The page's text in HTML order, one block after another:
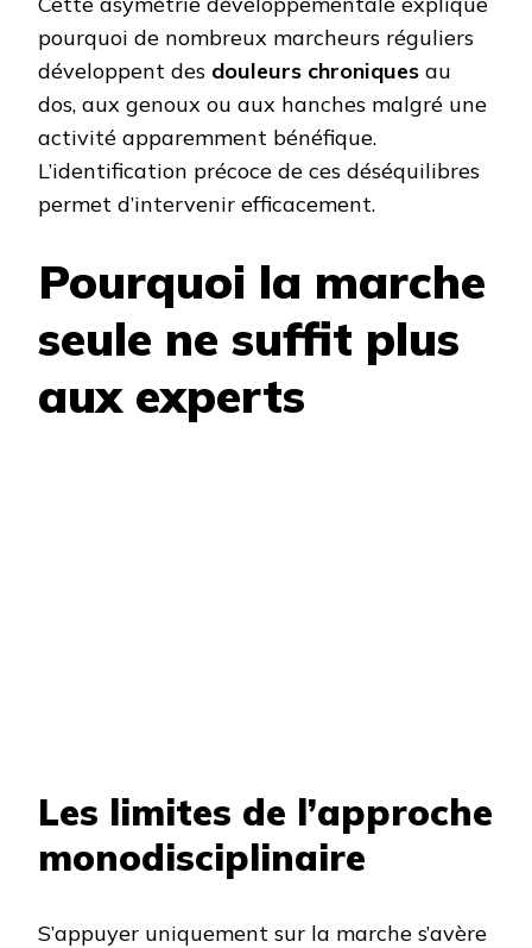
pourquoi de nombreux marcheurs réguliers
développent des douleurs chroniques au
dos, aux genoux ou aux hanches malgré une
activité apparemment bénéfique.
L’identification précoce de ces déséquilibres
permet d’intervenir efficacement.
Pourquoi la marche
seule ne suffit plus
aux experts
Les limites de l’approche
monodisciplinaire
S’appuyer uniquement sur la marche s’avère